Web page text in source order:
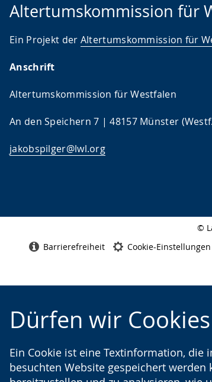
Dürfen wir
Ein Cookie ist eine Textinformation, die
besuchten Website gespeichert
Altertumskommission für
Ein Projekt der Altertumskommission für
Anschrift
Altertumskommission für Westfalen
An den Speichern 7 | 48157 Münster
jakobspilger@lwl.org
©
Barrierefreiheit Cookie-Einstellungen